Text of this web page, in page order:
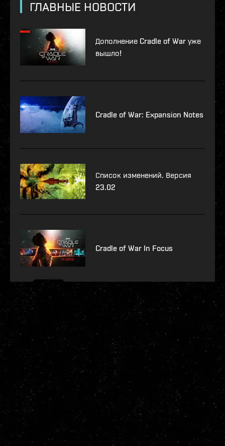
ГЛАВНЫЕ НОВОСТИ
Дополнение Cradle of War уже
вышло!
Cradle of War: Expansion Notes
Список изменений. Версия
23.02
Cradle of War In Focus